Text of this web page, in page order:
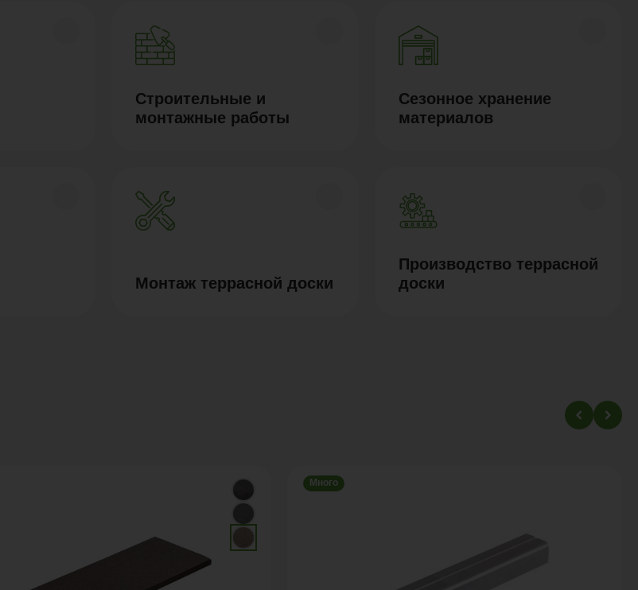
Строительные и
монтажные работы
Сезонное хранение
материалов
Монтаж террасной доски
Производство террасной
доски
Много